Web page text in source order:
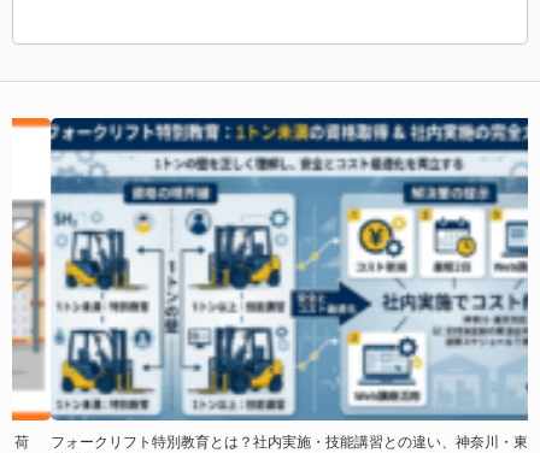
フォークリフト特別教育とは？社内実施・技能講習との違い、神奈川・東京で